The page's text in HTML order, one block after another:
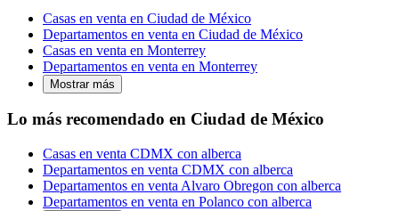
Casas en venta en Ciudad de México
Departamentos en venta en Ciudad de México
Casas en venta en Monterrey
Departamentos en venta en Monterrey
Mostrar más
Lo más recomendado en Ciudad de México
Casas en venta CDMX con alberca
Departamentos en venta CDMX con alberca
Departamentos en venta Alvaro Obregon con alberca
Departamentos en venta en Polanco con alberca